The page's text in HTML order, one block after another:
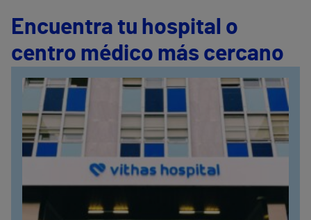
Encuentra tu hospital o
centro médico más cercano